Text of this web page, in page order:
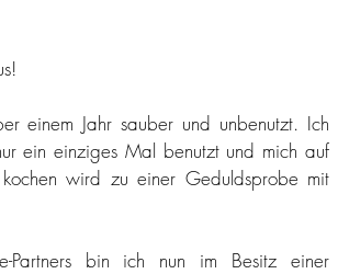
einem Jahr sauber und unbenutzt. Ich
ein einziges Mal benutzt und mich auf
wird zu einer Geduldsprobe mit
Partners bin ich nun im Besitz einer